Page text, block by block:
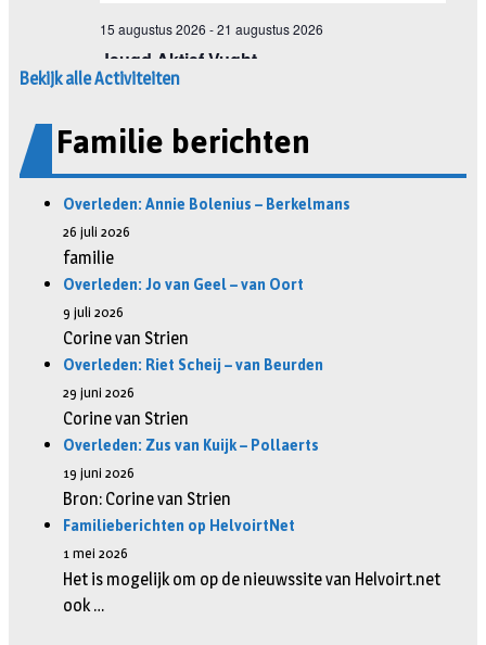
Bekijk alle Activiteiten
Familie berichten
Overleden: Annie Bolenius – Berkelmans
26 juli 2026
familie
Overleden: Jo van Geel – van Oort
9 juli 2026
Corine van Strien
Overleden: Riet Scheij – van Beurden
29 juni 2026
Corine van Strien
Overleden: Zus van Kuijk – Pollaerts
19 juni 2026
Bron: Corine van Strien
Familieberichten op HelvoirtNet
1 mei 2026
Het is mogelijk om op de nieuwssite van Helvoirt.net
ook …